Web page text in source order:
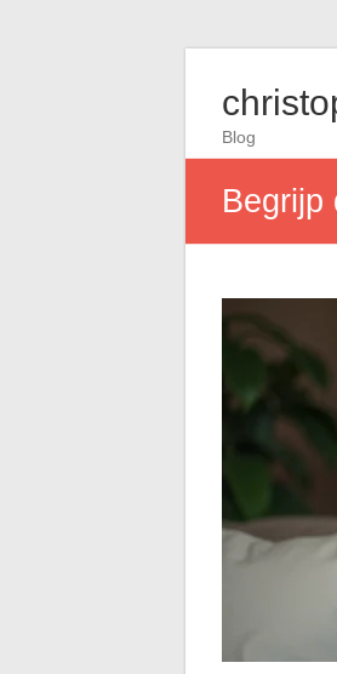
Blog
Begrijp